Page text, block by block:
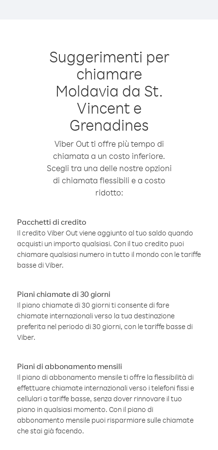
Suggerimenti per
chiamare
Moldavia da St.
Vincent e
Grenadines
Viber Out ti offre più tempo di
chiamata a un costo inferiore.
Scegli tra una delle nostre opzioni
di chiamata flessibili e a costo
ridotto:
Pacchetti di credito
Il credito Viber Out viene aggiunto al tuo saldo quando
acquisti un importo qualsiasi. Con il tuo credito puoi
chiamare qualsiasi numero in tutto il mondo con le tariffe
basse di Viber.
Piani chiamate di 30 giorni
Il piano chiamate di 30 giorni ti consente di fare
chiamate internazionali verso la tua destinazione
preferita nel periodo di 30 giorni, con le tariffe basse di
Viber.
Piani di abbonamento mensili
Il piano di abbonamento mensile ti offre la flessibilità di
effettuare chiamate internazionali verso i telefoni fissi e
cellulari a tariffe basse, senza dover rinnovare il tuo
piano in qualsiasi momento. Con il piano di
abbonamento mensile puoi risparmiare sulle chiamate
che stai già facendo.